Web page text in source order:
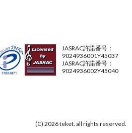
JASRAC許諾番号：
9024936001Y45037
JASRAC許諾番号：
9024936002Y45040
(C) 2026 teket. all rights reserved.